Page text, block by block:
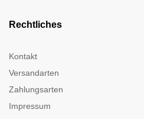
Rechtliches
Kontakt
Versandarten
Zahlungsarten
Impressum